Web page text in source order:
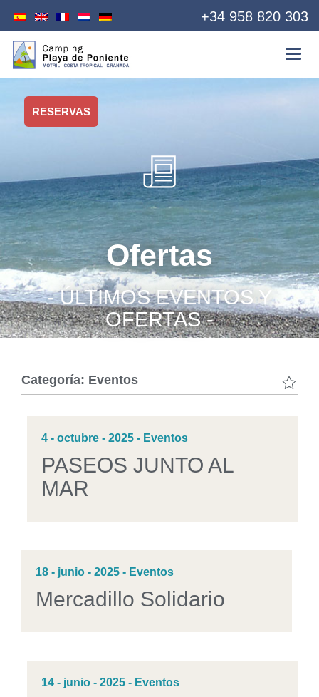
+34 958 820 303
RESERVAS
Ofertas
- ÚLTIMOS EVENTOS Y
OFERTAS -
Categoría: Eventos
4 - octubre - 2025 - Eventos
PASEOS JUNTO AL
MAR
18 - junio - 2025 - Eventos
Mercadillo Solidario
14 - junio - 2025 - Eventos